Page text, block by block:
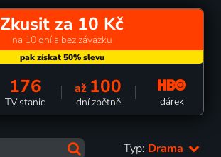
Zkusit za 10 Kč
na 10 dní a bez závazku
176
TV stanic
až 100
dní zpětně dárek
Typ: Drama